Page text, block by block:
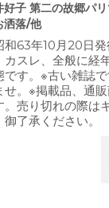
好子 第二の故郷パ
洒落/他
和63年10月20日
スレ、全般に経
す。※古い雑誌
せ。※掲載品、通
売り切れの際は
了承ください。